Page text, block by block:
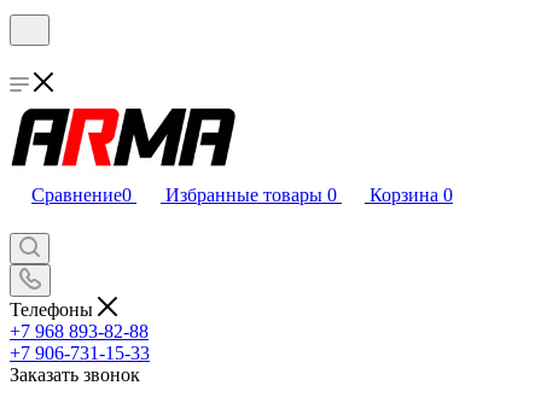
Сравнение0 Избранные товары 0 Корзина 0
Телефоны
+7 968 893-82-88
+7 906-731-15-33
Заказать звонок